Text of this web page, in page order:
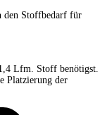
den Stoffbedarf für
Lfm. Stoff benötigst.
Platzierung der